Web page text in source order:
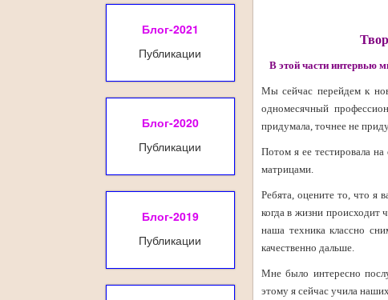
Блог-2021
Публикации
Блог-2020
Публикации
Блог-2019
Публикации
В этой части интервью
Мы сейчас перейдем к
одномесячный
придумала, точнее не
Потом я ее тестировала
матрицами.
Ребята, оцените то, что я
когда в жизни происходит
наша техника классно
качественно дальше.
Мне было интересно
этому я сейчас учила